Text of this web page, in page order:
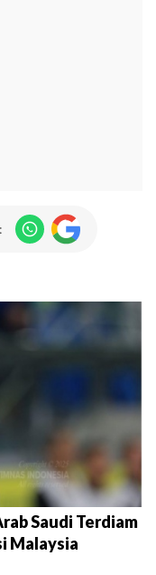
Saudi Terdiam
Malaysia